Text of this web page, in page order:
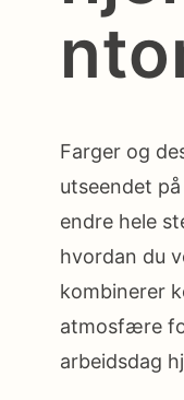
Farger og
utseendet
endre hele
hvordan du
kombinerer
atmosfære
arbeidsdag